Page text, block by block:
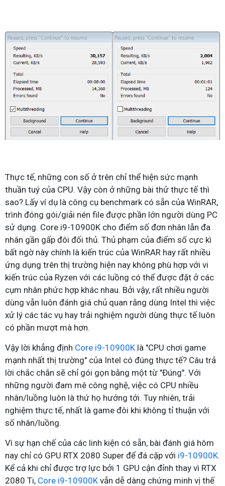
Thực tế, những con số ở trên chỉ thể hiện sức mạnh
thuần tuý của CPU. Vậy còn ở những bài thử thực tế thì
sao? Lấy ví dụ là công cụ benchmark có sẵn của WinRAR,
trình đóng gói/giải nén file được phần lớn người dùng PC
sử dụng. Core i9-10900K cho điểm số đơn nhân lẫn đa
nhân gần gấp đôi đối thủ. Thủ phạm của điểm số cực kì
bất ngờ này chính là kiến trúc của WinRAR hay rất nhiều
ứng dụng trên thị trường hiện nay không phù hợp với vi
kiến trúc của Ryzen với các luồng có thể được đặt ở các
cụm nhân phức hợp khác nhau. Bởi vậy, rất nhiều người
dùng vẫn luôn đánh giá chủ quan rằng dùng Intel thì việc
xử lý các tác vụ hay trải nghiệm người dùng thực tế luôn
có phần mượt mà hơn.
Vậy lời khẳng định Core i9-10900K là "CPU chơi game
mạnh nhất thị trường" của Intel có đúng thực tế? Câu trả
lời chắc chắn sẽ chỉ gói gọn bằng một từ "Đúng". Với
những người đam mê công nghệ, việc có CPU nhiều
nhân/luồng luôn là thứ họ hướng tới. Tuy nhiên, trải
nghiệm thực tế, nhất là game đôi khi không tỉ thuận với
số nhân/luồng.
Vì sự hạn chế của các linh kiện có sẵn, bài đánh giá hôm
nay chỉ có GPU RTX 2080 Super để đá cặp với i9-10900K.
Kể cả khi chỉ được trợ lực bởi 1 GPU cận đỉnh thay vì RTX
2080 Ti, Core i9-10900K vẫn dễ dàng chứng minh vị thế